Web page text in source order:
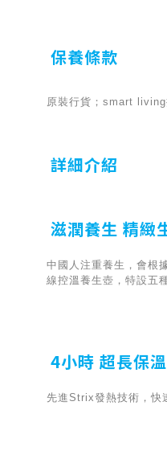
保養條款
原裝行貨；smart living
詳細介紹
滋潤養生 精緻
中國人注重養生，會根
線控溫養生壺，特設五
4小時 超長保溫
先進Strix發熱技術，快